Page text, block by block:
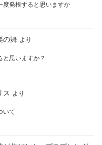
度発根すると思いますか
の舞 より
思いますか？
ス より
いて